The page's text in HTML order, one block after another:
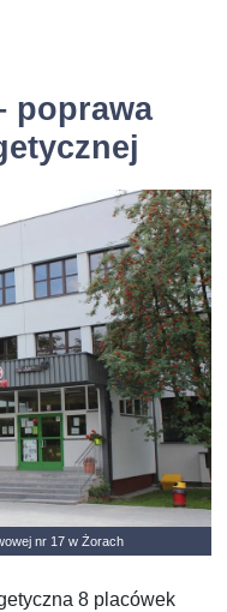
poprawa
nr 17 w Żorach
8 placówek